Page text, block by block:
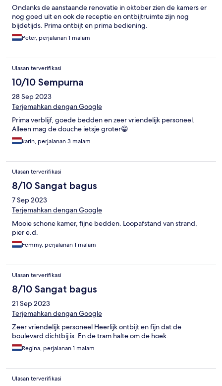
Ondanks de aanstaande renovatie in oktober zien de kamers er
nog goed uit en ook de receptie en ontbijtruimte zijn nog
bijdetijds. Prima ontbijt en prima bediening.
Peter, perjalanan 1 malam
Ulasan terverifikasi
10/10 Sempurna
28 Sep 2023
Terjemahkan dengan Google
Prima verblijf, goede bedden en zeer vriendelijk personeel.
Alleen mag de douche ietsje groter😁
karin, perjalanan 3 malam
Ulasan terverifikasi
8/10 Sangat bagus
7 Sep 2023
Terjemahkan dengan Google
Mooie schone kamer, fijne bedden. Loopafstand van strand,
pier e.d.
Femmy, perjalanan 1 malam
Ulasan terverifikasi
8/10 Sangat bagus
21 Sep 2023
Terjemahkan dengan Google
Zeer vriendelijk personeel Heerlijk ontbijt en fijn dat de
boulevard dichtbij is. En de tram halte om de hoek.
Regina, perjalanan 1 malam
Ulasan terverifikasi